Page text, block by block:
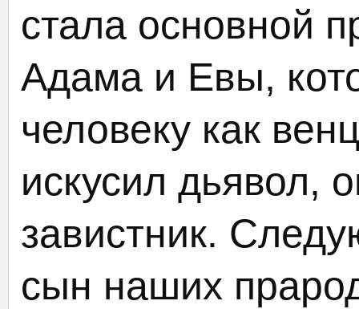
стала основной
Адама и Евы,
человеку как
искусил дьявол,
завистник.
сын наших